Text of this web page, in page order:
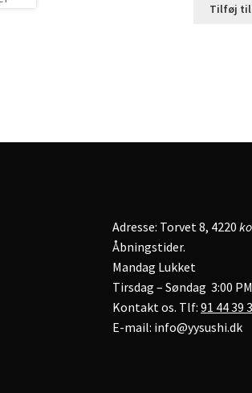
Tilføj til
Adresse: Torvet 8, 4220
Åbningstider.
Mandag Lukket
Tirsdag – Søndag 3:00
Kontakt os. Tlf:91 44 39
E-mail: info@yysushi.dk